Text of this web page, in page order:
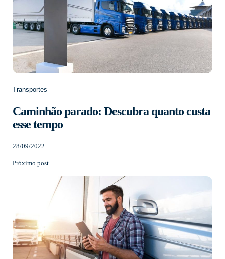
Transportes
Caminhão parado: Descubra quanto custa
esse tempo
28/09/2022
Próximo post